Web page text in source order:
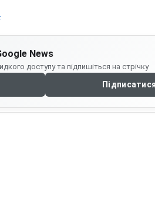
News
доступу та підпишіться на стрічку
Підписатися